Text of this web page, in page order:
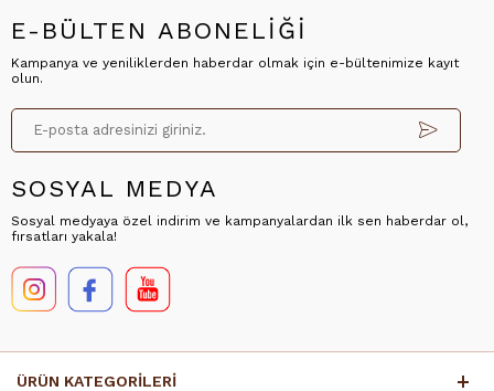
E-BÜLTEN ABONELİĞİ
Kampanya ve yeniliklerden haberdar olmak için e-bültenimize kayıt
olun.
SOSYAL MEDYA
Sosyal medyaya özel indirim ve kampanyalardan ilk sen haberdar ol,
fırsatları yakala!
ÜRÜN KATEGORİLERİ